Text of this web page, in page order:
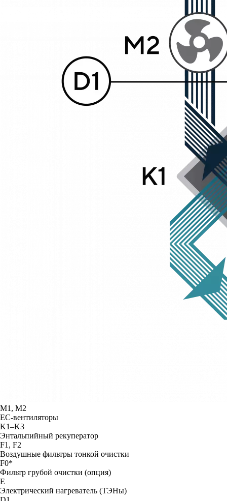
М1, М2
ЕС-вентиляторы
K1–K3
Энтальпийный рекуператор
F1, F2
Воздушные фильтры тонкой очистки
F0*
Фильтр грубой очистки (опция)
Е
Электрический нагреватель (ТЭНы)